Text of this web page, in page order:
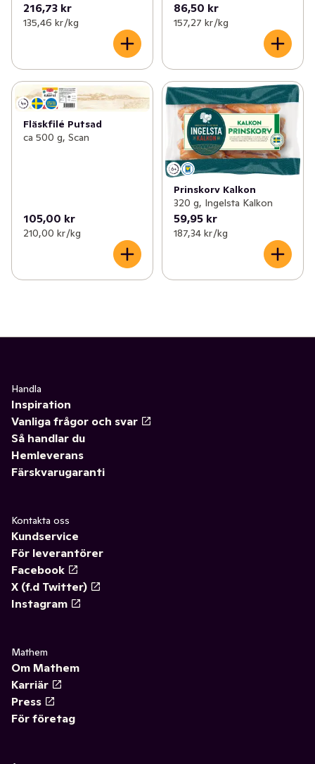
216,73 kr
135,46 kr /kg
86,50 kr
157,27 kr /kg
Fläskfilé Putsad
ca 500 g, Scan
105,00 kr
210,00 kr /kg
Prinskorv Kalkon
320 g, Ingelsta Kalkon
59,95 kr
187,34 kr /kg
Handla
Inspiration
Vanliga frågor och svar
Så handlar du
Hemleverans
Färskvarugaranti
Kontakta oss
Kundservice
För leverantörer
Facebook
X (f.d Twitter)
Instagram
Mathem
Om Mathem
Karriär
Press
För företag